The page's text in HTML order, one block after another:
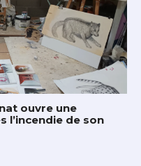
ouvre une
de son